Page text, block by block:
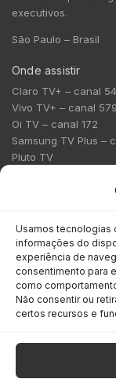
Usamos tecnologias
informações do
experiência de
consentimento para
como
Não consentir ou
certos recursos e
executivos.
São Paulo – Brasil
Onde assistir
Claro TV+ – canal
Vivo TV+ – canal 579
Oi TV – canal 172
Samsung TV Plus –
Pluto TV
Comercial:
Anuncie na BM&C
A BM&C News